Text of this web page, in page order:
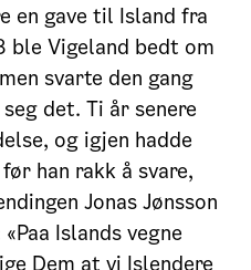
en gave til Island fra
Vigeland bedt om
svarte den gang
det. Ti år senere
og igjen hadde
han rakk å svare,
Jonas Jønsson
Islands vegne
Dem at vi Islendere